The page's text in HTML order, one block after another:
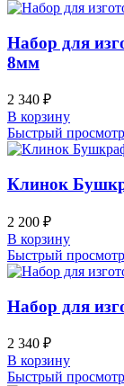
Набор для
8мм
2 340 ₽
В корзину
Быстрый просмотр
Клинок
2 200 ₽
В корзину
Быстрый просмотр
Набор для
2 340 ₽
В корзину
Быстрый просмотр